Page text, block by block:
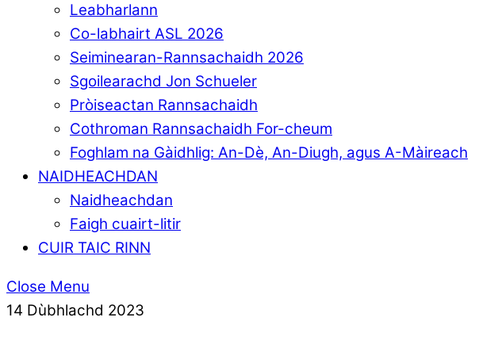
Leabharlann
Co-labhairt ASL 2026
Seiminearan-Rannsachaidh 2026
Sgoilearachd Jon Schueler
Pròiseactan Rannsachaidh
Cothroman Rannsachaidh For-cheum
Foghlam na Gàidhlig: An-Dè, An-Diugh, agus A-Màireach
NAIDHEACHDAN
Naidheachdan
Faigh cuairt-litir
CUIR TAIC RINN
Close Menu
14 Dùbhlachd 2023